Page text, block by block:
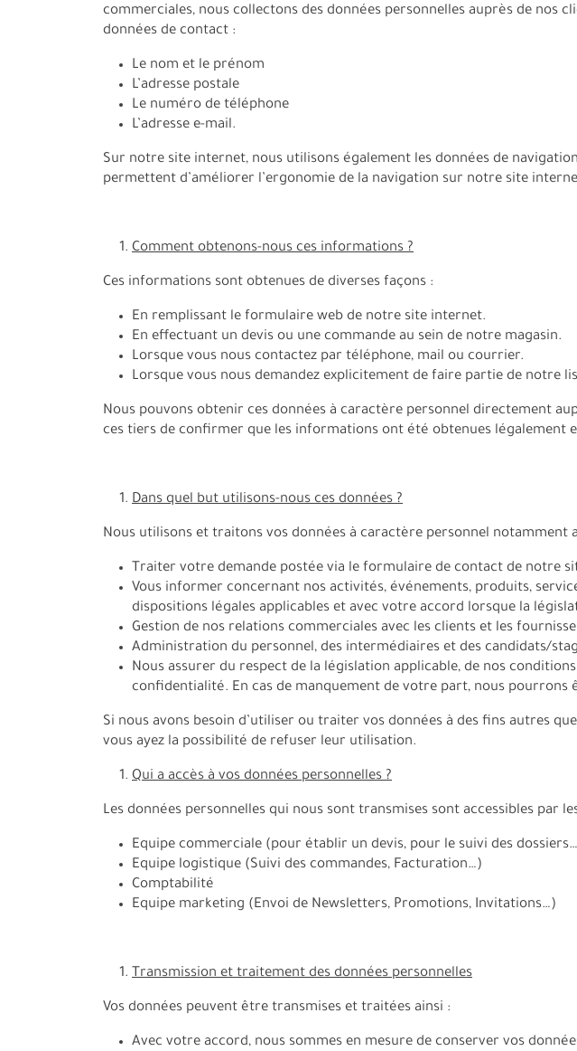
commerciales, nous collectons des données personnelles auprès de
données de contact :
Le nom et le prénom
L’adresse postale
Le numéro de téléphone
L’adresse e-mail.
Sur notre site internet, nous utilisons également les données de
permettent d’améliorer l’ergonomie de la navigation sur notre site
Comment obtenons-nous ces informations ?
Ces informations sont obtenues de diverses façons :
En remplissant le formulaire web de notre site internet.
En effectuant un devis ou une commande au sein de notre magasin.
Lorsque vous nous contactez par téléphone, mail ou courrier.
Lorsque vous nous demandez explicitement de faire partie de notre
Nous pouvons obtenir ces données à caractère personnel directement
ces tiers de confirmer que les informations ont été obtenues légalement
Dans quel but utilisons-nous ces données ?
Nous utilisons et traitons vos données à caractère personnel notamment
Traiter votre demande postée via le formulaire de contact de notre
Vous informer concernant nos activités, événements, produits,
dispositions légales applicables et avec votre accord lorsque la
Gestion de nos relations commerciales avec les clients et les
Administration du personnel, des intermédiaires et des candidats/
Nous assurer du respect de la législation applicable, de nos
confidentialité. En cas de manquement de votre part, nous pourrons
Si nous avons besoin d’utiliser ou traiter vos données à des fins autres
vous ayez la possibilité de refuser leur utilisation.
Qui a accès à vos données personnelles ?
Les données personnelles qui nous sont transmises sont accessibles par
Equipe commerciale (pour établir un devis, pour le suivi des
Equipe logistique (Suivi des commandes, Facturation…)
Comptabilité
Equipe marketing (Envoi de Newsletters, Promotions, Invitations…)
Transmission et traitement des données personnelles
Vos données peuvent être transmises et traitées ainsi :
Avec votre accord, nous sommes en mesure de conserver vos